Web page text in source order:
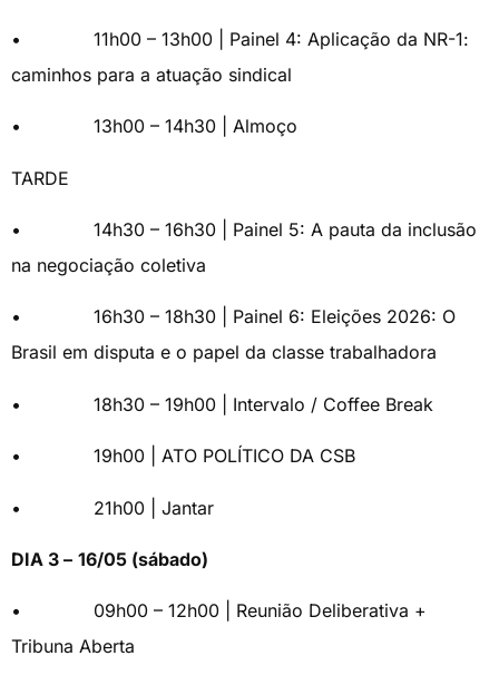
• 11h00 – 13h00 | Painel 4: Aplicação da NR-1:
caminhos para a atuação sindical
• 13h00 – 14h30 | Almoço
TARDE
• 14h30 – 16h30 | Painel 5: A pauta da inclusão
na negociação coletiva
• 16h30 – 18h30 | Painel 6: Eleições 2026: O
Brasil em disputa e o papel da classe trabalhadora
• 18h30 – 19h00 | Intervalo / Coffee Break
• 19h00 | ATO POLÍTICO DA CSB
• 21h00 | Jantar
DIA 3 – 16/05 (sábado)
• 09h00 – 12h00 | Reunião Deliberativa +
Tribuna Aberta